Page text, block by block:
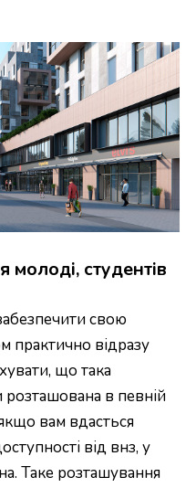
молоді, студентів
свою
практично відразу
що така
в певній
вам вдасться
від внз, у
Таке розташування